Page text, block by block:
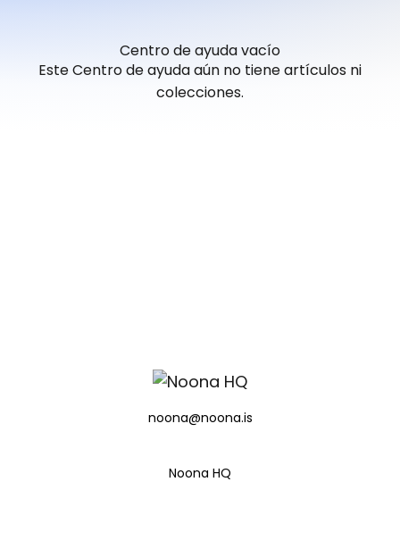
Centro de ayuda vacío
Este Centro de ayuda aún no tiene artículos ni
colecciones.
noona@noona.is
Noona HQ